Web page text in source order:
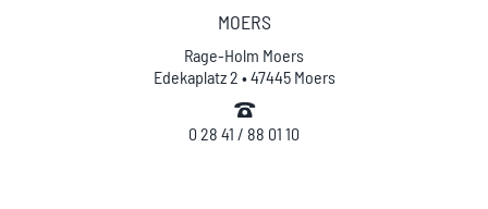
MOERS
Rage-Holm Moers
Edekaplatz 2 • 47445 Moers
0 28 41 / 88 01 10